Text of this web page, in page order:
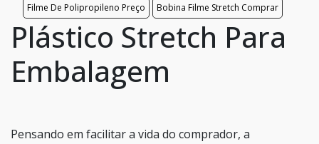
Filme De Polipropileno Preço
Bobina Filme Stretch Comprar
Plástico Stretch Para
Embalagem
Pensando em facilitar a vida do comprador, a